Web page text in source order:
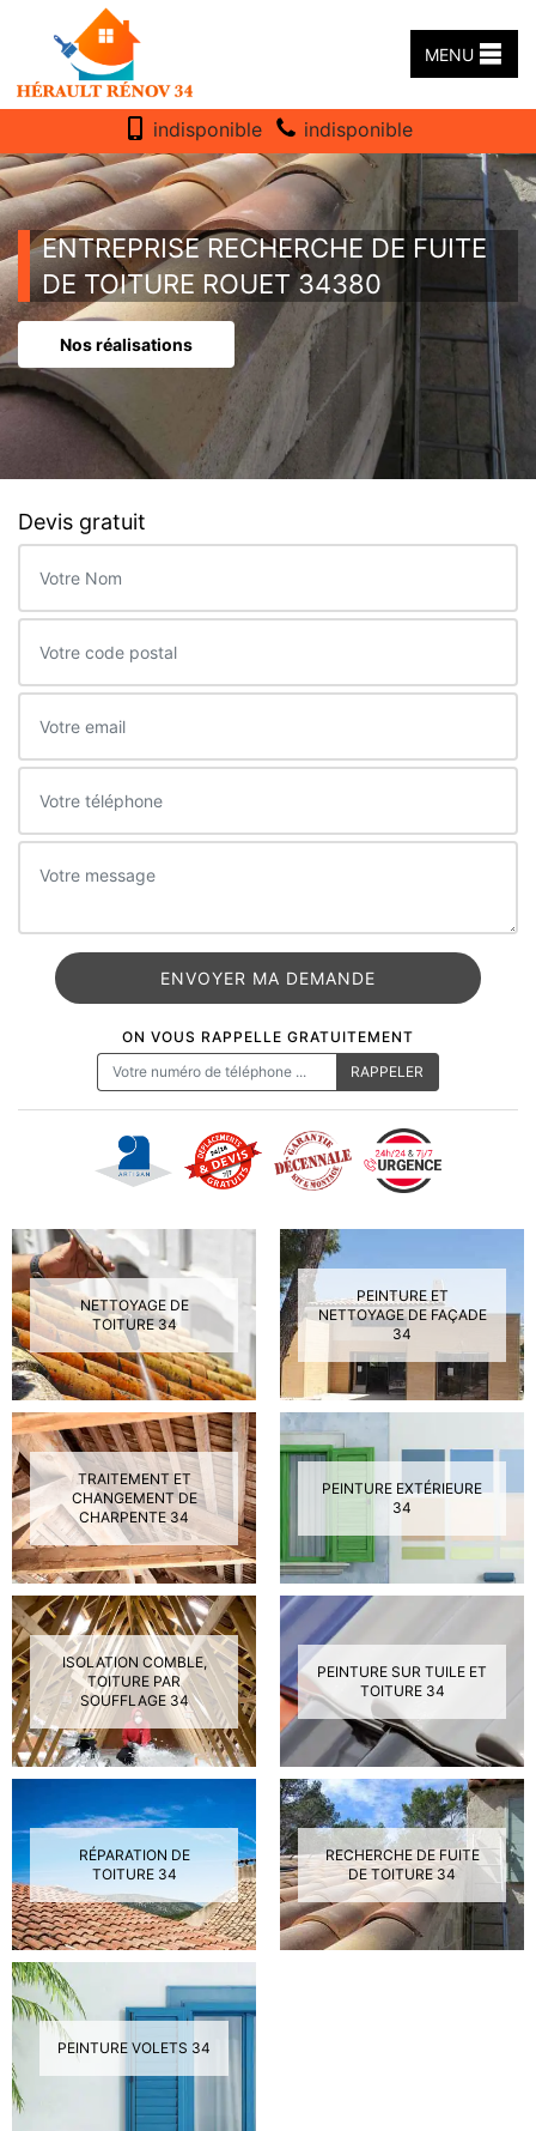
MENU
indisponible indisponible
ENTREPRISE RECHERCHE DE FUITE
DE TOITURE ROUET 34380
Nos réalisations
Devis gratuit
ON VOUS RAPPELLE GRATUITEMENT
NETTOYAGE DE
TOITURE 34
PEINTURE ET
NETTOYAGE DE FAÇADE
34
TRAITEMENT ET
CHANGEMENT DE
CHARPENTE 34
PEINTURE EXTÉRIEURE
34
ISOLATION COMBLE,
TOITURE PAR
SOUFFLAGE 34
PEINTURE SUR TUILE ET
TOITURE 34
RÉPARATION DE
TOITURE 34
RECHERCHE DE FUITE
DE TOITURE 34
PEINTURE VOLETS 34